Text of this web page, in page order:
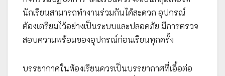
นักเรียนสามารถทำงานร่วมกันได้สะดวก อุปกรณ์
ต้องเตรียมไว้อย่างเป็นระบบและปลอดภัย มีการตรวจ
สอบความพร้อมของอุปกรณ์ก่อนเรียนทุกครั้ง
บรรยากาศในห้องเรียนควรเป็นบรรยากาศที่เอื้อต่อ